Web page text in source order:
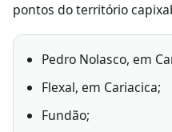
pontos do território
Pedro Nolasco, em
Flexal, em Cariacica;
Fundão;